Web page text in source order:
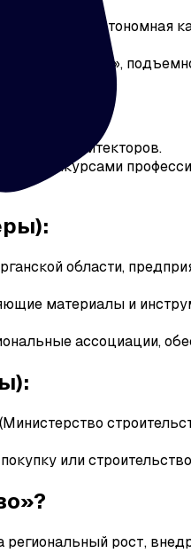
автономная
стройки»,
и архитекторов.
и конкурсами
области,
материалы и
ассоциации,
или
рост,